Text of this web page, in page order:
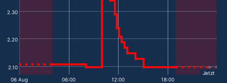
2.10
2.20
2.30
06 Aug 06:00 12:00 18:00
Jetzt